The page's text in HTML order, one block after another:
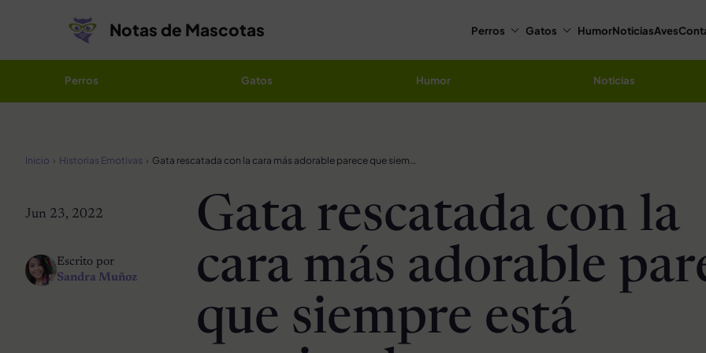
Notas de Mascotas Perros Gatos HumorNoticiasAves
Perros Gatos Humor Noticias
Inicio Historias Emotivas Gata rescatada con la cara más adorable parece que siempre está sonriendo
Jun 23, 2022
Escrito por
Sandra Muñoz
Gata rescatada con la
cara más adorable
que siempre está